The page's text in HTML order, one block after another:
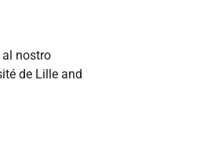
al nostro
de Lille and